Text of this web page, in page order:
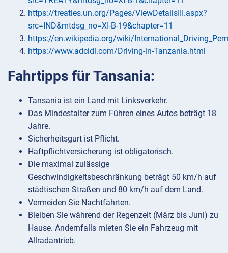
https://treaties.un.org/Pages/ViewDetailsIII.aspx?
src=IND&mtdsg_no=XI-B-19&chapter=11
https://en.wikipedia.org/wiki/
https://www.adcidl.com/Driving-in-Tanzania.html
Fahrtipps für Tansania:
Tansania ist ein Land mit Linksverkehr.
Das Mindestalter zum Führen eines Autos beträgt 18
Jahre.
Sicherheitsgurt ist Pflicht.
Haftpflichtversicherung ist obligatorisch.
Die maximal zulässige
Geschwindigkeitsbeschränkung beträgt 50 km/h auf
städtischen Straßen und 80 km/h auf dem Land.
Vermeiden Sie Nachtfahrten.
Bleiben Sie während der Regenzeit (März bis Juni) zu
Hause. Andernfalls mieten Sie ein Fahrzeug mit
Allradantrieb.